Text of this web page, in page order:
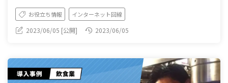
お役立ち情報 インターネット回線
2023/06/05 [公開] 2023/06/05